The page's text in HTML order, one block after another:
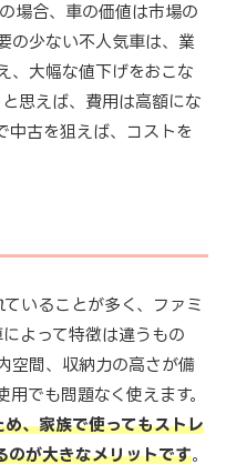
場合、車の価値は市場の
の少ない不人気車は、業
、大幅な値下げをおこな
思えば、費用は高額にな
中古を狙えば、コストを
いることが多く、ファミ
によって特徴は違うもの
空間、収納力の高さが備
でも問題なく使えます。
、家族で使ってもストレ
のが大きなメリットです。